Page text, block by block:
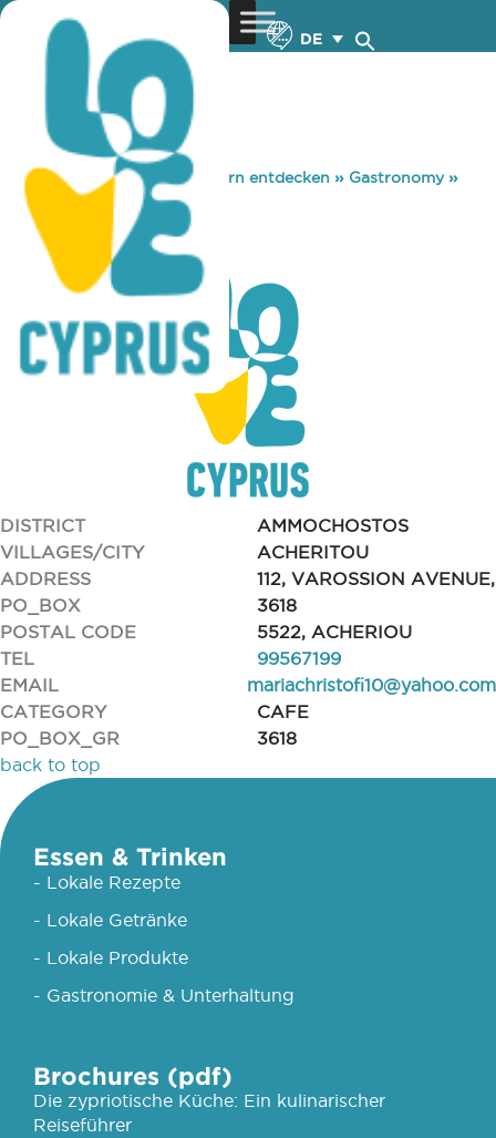
DE
You are here: Home »Zypern entdecken » Gastronomy»
FANS INN
FANS INN
DISTRICT
AMMOCHOSTOS
VILLAGES/CITY
ACHERITOU
ADDRESS
112, VAROSSION AVENUE,
PO_BOX
3618
POSTAL CODE
5522, ACHERIOU
TEL
99567199
EMAIL
mariachristofi10@yahoo.com
CATEGORY
CAFE
PO_BOX_GR
3618
back to top
Essen & Trinken
- Lokale Rezepte
- Lokale Getränke
- Lokale Produkte
- Gastronomie & Unterhaltung
Brochures (pdf)
Die zypriotische Küche: Ein kulinarischer
Reiseführer